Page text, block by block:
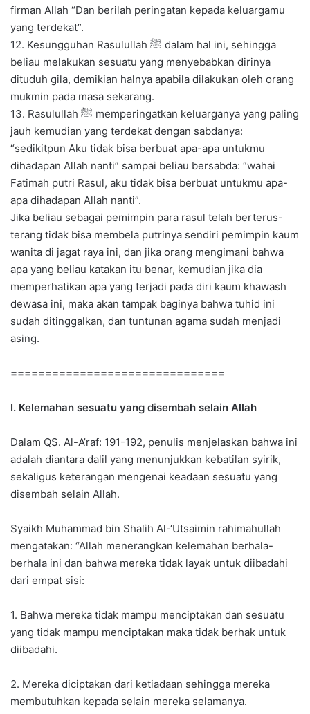
firman Allah “Dan berilah peringatan kepada keluargamu
yang terdekat”.
12. Kesungguhan Rasulullah ﷺ dalam hal ini, sehingga
beliau melakukan sesuatu yang menyebabkan dirinya
dituduh gila, demikian halnya apabila dilakukan oleh orang
mukmin pada masa sekarang.
13. Rasulullah ﷺ memperingatkan keluarganya yang paling
jauh kemudian yang terdekat dengan sabdanya:
“sedikitpun Aku tidak bisa berbuat apa-apa untukmu
dihadapan Allah nanti” sampai beliau bersabda: “wahai
Fatimah putri Rasul, aku tidak bisa berbuat untukmu apa-
apa dihadapan Allah nanti”.
Jika beliau sebagai pemimpin para rasul telah berterus-
terang tidak bisa membela putrinya sendiri pemimpin kaum
wanita di jagat raya ini, dan jika orang mengimani bahwa
apa yang beliau katakan itu benar, kemudian jika dia
memperhatikan apa yang terjadi pada diri kaum khawash
dewasa ini, maka akan tampak baginya bahwa tuhid ini
sudah ditinggalkan, dan tuntunan agama sudah menjadi
asing.
===============================
I. Kelemahan sesuatu yang disembah selain Allah
Dalam QS. Al-A’raf: 191-192, penulis menjelaskan bahwa ini
adalah diantara dalil yang menunjukkan kebatilan syirik,
sekaligus keterangan mengenai keadaan sesuatu yang
disembah selain Allah.
Syaikh Muhammad bin Shalih Al-‘Utsaimin rahimahullah
mengatakan: “Allah menerangkan kelemahan berhala-
berhala ini dan bahwa mereka tidak layak untuk diibadahi
dari empat sisi:
1. Bahwa mereka tidak mampu menciptakan dan sesuatu
yang tidak mampu menciptakan maka tidak berhak untuk
diibadahi.
2. Mereka diciptakan dari ketiadaan sehingga mereka
membutuhkan kepada selain mereka selamanya.